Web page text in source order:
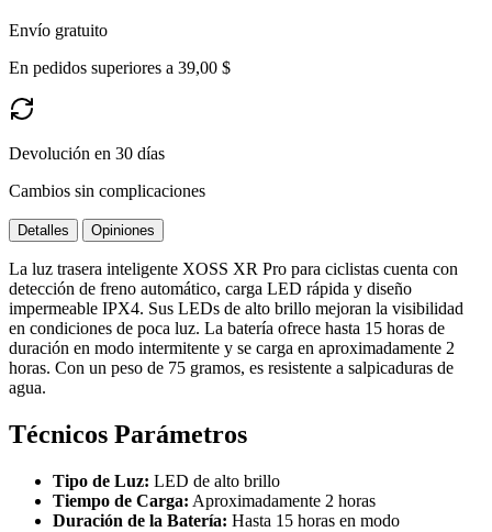
Envío gratuito
En pedidos superiores a 39,00 $
Devolución en 30 días
Cambios sin complicaciones
Detalles Opiniones
La luz trasera inteligente XOSS XR Pro para ciclistas cuenta con
detección de freno automático, carga LED rápida y diseño
impermeable IPX4. Sus LEDs de alto brillo mejoran la visibilidad
en condiciones de poca luz. La batería ofrece hasta 15 horas de
duración en modo intermitente y se carga en aproximadamente 2
horas. Con un peso de 75 gramos, es resistente a salpicaduras de
agua.
Técnicos Parámetros
Tipo de Luz: LED de alto brillo
Tiempo de Carga: Aproximadamente 2 horas
Duración de la Batería: Hasta 15 horas en modo